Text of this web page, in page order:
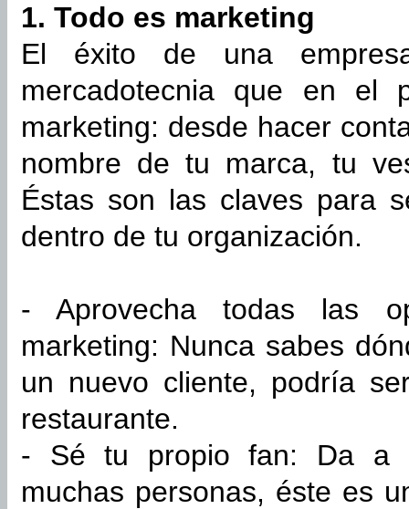
1. Todo es marketing
El éxito de una
mercadotecnia que en el
marketing: desde hacer
nombre de tu marca, tu
Éstas son las claves para
dentro de tu organización.
- Aprovecha todas las
marketing: Nunca sabes
un nuevo cliente, podría
restaurante.
- Sé tu propio fan: Da a
muchas personas, éste es